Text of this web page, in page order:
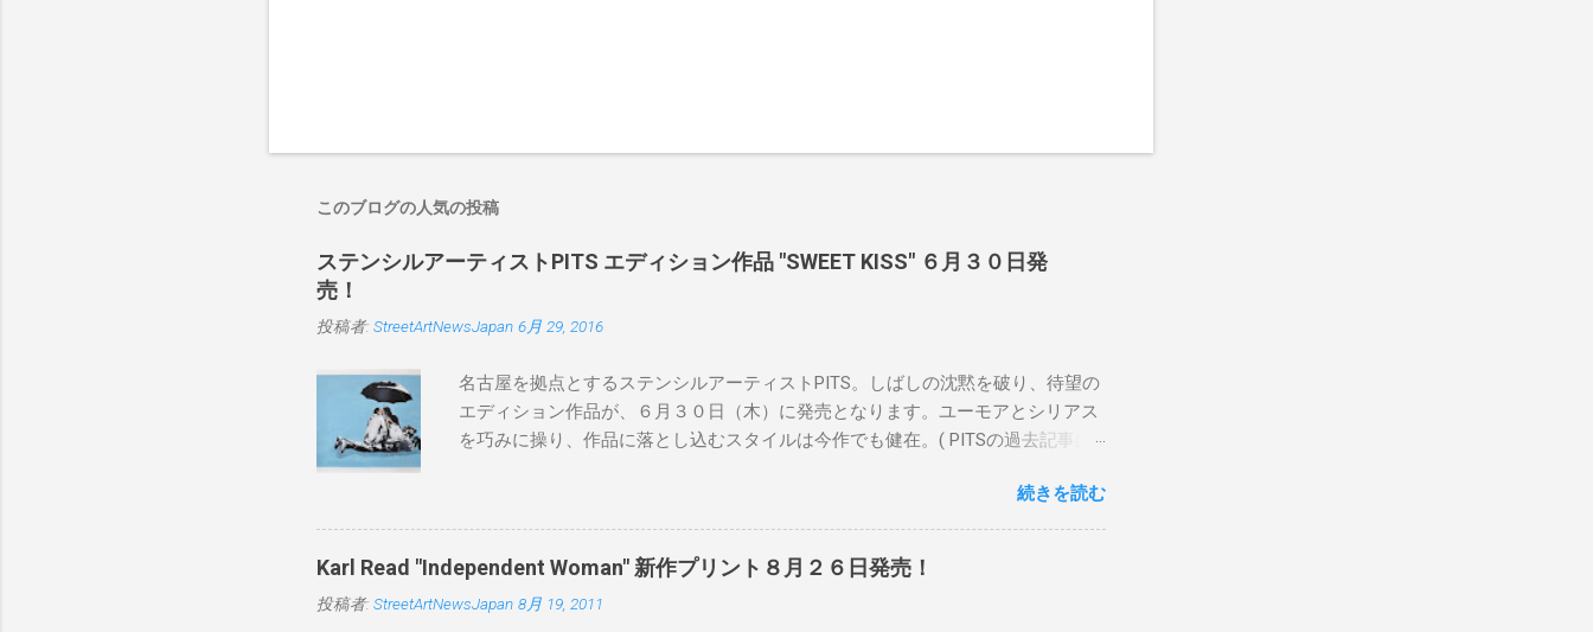
このブログの人気の投稿
ステンシルアーティストPITS エディション作品 "SWEET KISS" ６月３０日発
売！
投稿者: StreetArtNewsJapan 6月 29, 2016
名古屋を拠点とするステンシルアーティストPITS。しばしの沈黙を破り、待望の
エディション作品が、６月３０日（木）に発売となります。ユーモアとシリアス
を巧みに操り、作品に落とし込むスタイルは今作でも健在。( PITSの過去記事は
BLUE/MINT GREEN/PINK/YELLOW エディション：各色５ サイズ：800mm ×
550mm 価格：¥16,000(¥17,280) 購入は、 こちら から
続きを読む
Karl Read "Independent Woman" 新作プリント８月２６日発売！
投稿者: StreetArtNewsJapan 8月 19, 2011